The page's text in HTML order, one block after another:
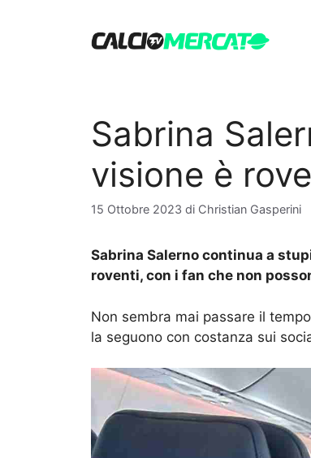
Sabrina
visione è
15 Ottobre 2023 di Christian Gasperini
Sabrina Salerno continua a
roventi, con i fan che non
Non sembra mai passare il
la seguono con costanza sui